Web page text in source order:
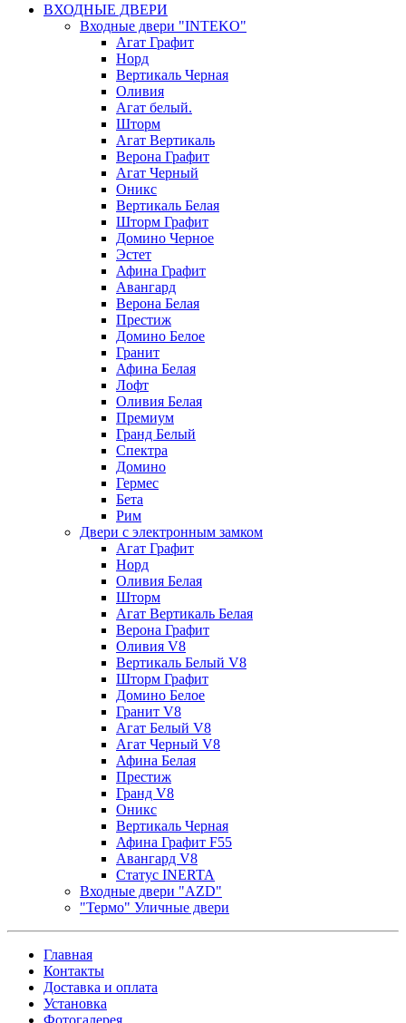
ВХОДНЫЕ ДВЕРИ
Входные двери "INTEKO"
Агат Графит
Норд
Вертикаль Черная
Оливия
Агат белый.
Шторм
Агат Вертикаль
Верона Графит
Агат Черный
Оникс
Вертикаль Белая
Шторм Графит
Домино Черное
Эстет
Афина Графит
Авангард
Верона Белая
Престиж
Домино Белое
Гранит
Афина Белая
Лофт
Оливия Белая
Премиум
Гранд Белый
Спектра
Домино
Гермес
Бета
Рим
Двери с электронным замком
Агат Графит
Норд
Оливия Белая
Шторм
Агат Вертикаль Белая
Верона Графит
Оливия V8
Вертикаль Белый V8
Шторм Графит
Домино Белое
Гранит V8
Агат Белый V8
Агат Черный V8
Афина Белая
Престиж
Гранд V8
Оникс
Вертикаль Черная
Афина Графит F55
Авангард V8
Статус INERTA
Входные двери "AZD"
"Термо" Уличные двери
Главная
Контакты
Доставка и оплата
Установка
Фотогалерея